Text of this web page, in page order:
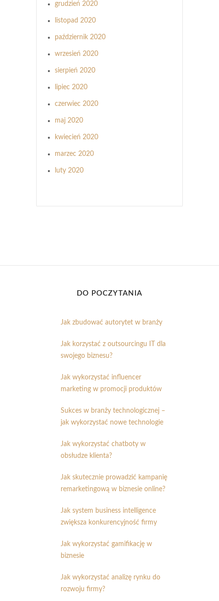
grudzień 2020
listopad 2020
październik 2020
wrzesień 2020
sierpień 2020
lipiec 2020
czerwiec 2020
maj 2020
kwiecień 2020
marzec 2020
luty 2020
DO POCZYTANIA
Jak zbudować autorytet w branży
Jak korzystać z outsourcingu IT dla
swojego biznesu?
Jak wykorzystać influencer
marketing w promocji produktów
Sukces w branży technologicznej –
jak wykorzystać nowe technologie
Jak wykorzystać chatboty w
obsłudze klienta?
Jak skutecznie prowadzić kampanię
remarketingową w biznesie online?
Jak system business intelligence
zwiększa konkurencyjność firmy
Jak wykorzystać gamifikację w
biznesie
Jak wykorzystać analizę rynku do
rozwoju firmy?